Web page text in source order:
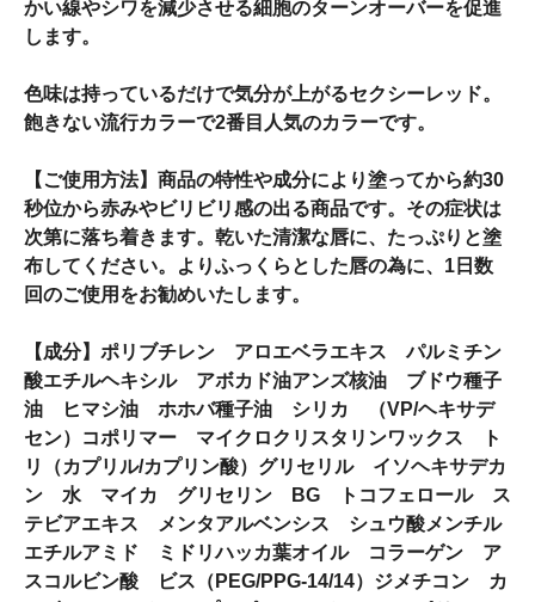
かい線やシワを減少させる細胞のターンオーバーを促進
します。
色味は持っているだけで気分が上がるセクシーレッド。
飽きない流行カラーで2番目人気のカラーです。
【ご使用方法】商品の特性や成分により塗ってから約30
秒位から赤みやビリビリ感の出る商品です。その症状は
次第に落ち着きます。乾いた清潔な唇に、たっぷりと塗
布してください。よりふっくらとした唇の為に、1日数
回のご使用をお勧めいたします。
【成分】ポリブチレン アロエベラエキス パルミチン
酸エチルヘキシル アボカド油アンズ核油 ブドウ種子
油 ヒマシ油 ホホバ種子油 シリカ （VP/ヘキサデ
セン）コポリマー マイクロクリスタリンワックス ト
リ（カプリル/カプリン酸）グリセリル イソヘキサデカ
ン 水 マイカ グリセリン BG トコフェロール ス
テビアエキス メンタアルベンシス シュウ酸メンチル
エチルアミド ミドリハッカ葉オイル コラーゲン ア
スコルビン酸 ビス（PEG/PPG-14/14）ジメチコン カ